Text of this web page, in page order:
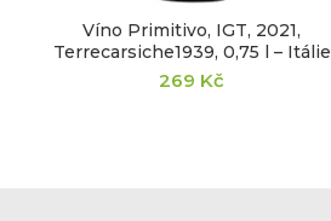
Víno Primitivo, IGT, 2021,
Terrecarsiche1939, 0,75 l – Itálie
269 Kč